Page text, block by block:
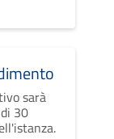
sarà
30